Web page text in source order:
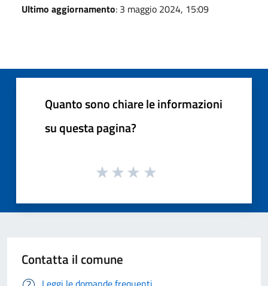
Ultimo aggiornamento: 3 maggio 2024, 15:09
Quanto sono chiare le informazioni
su questa pagina?
Contatta il comune